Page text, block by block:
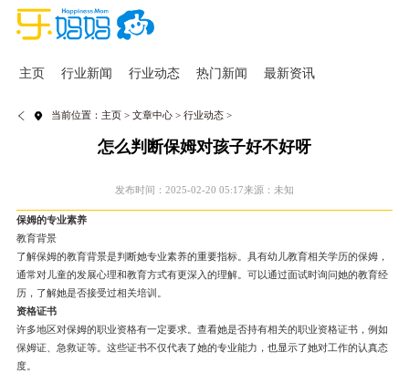
主页 行业新闻 行业动态 热门新闻 最新资讯
当前位置： 主页> 文章中心> 行业动态>
怎么判断保姆对孩子好不好呀
发布时间：2025-02-20 05:17来源：未知
保姆的专业素养
教育背景
了解保姆的教育背景是判断她专业素养的重要指标。具有幼儿教育相关学历的保姆，
通常对儿童的发展心理和教育方式有更深入的理解。可以通过面试时询问她的教育经
历，了解她是否接受过相关培训。
资格证书
许多地区对保姆的职业资格有一定要求。查看她是否持有相关的职业资格证书，例如
保姆证、急救证等。这些证书不仅代表了她的专业能力，也显示了她对工作的认真态
度。